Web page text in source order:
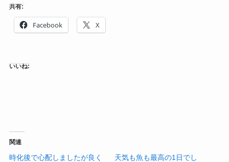
共有:
Facebook X
いいね:
関連
時化後で心配しましたが良く
天気も魚も最高の1日でし